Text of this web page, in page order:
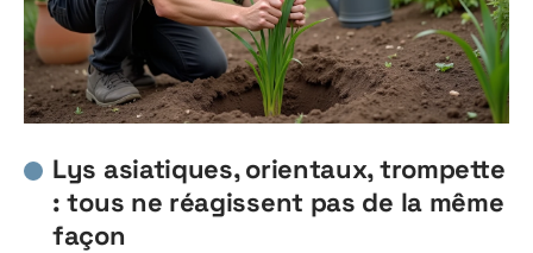
Lys asiatiques, orientaux, trompette
: tous ne réagissent pas de la même
façon